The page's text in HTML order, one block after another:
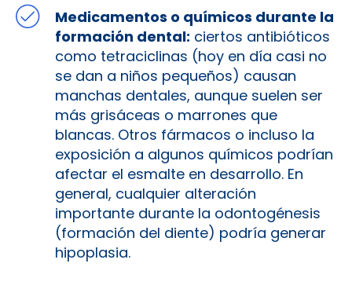
Medicamentos o químicos durante la
formación dental: ciertos antibióticos
como tetraciclinas (hoy en día casi no
se dan a niños pequeños) causan
manchas dentales, aunque suelen ser
más grisáceas o marrones que
blancas. Otros fármacos o incluso la
exposición a algunos químicos podrían
afectar el esmalte en desarrollo. En
general, cualquier alteración
importante durante la odontogénesis
(formación del diente) podría generar
hipoplasia.